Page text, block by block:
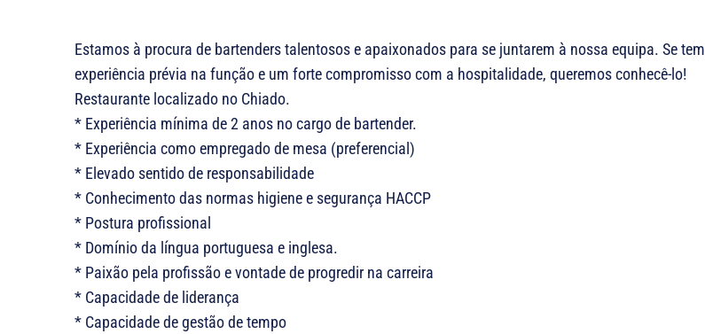
Estamos à procura de bartenders talentosos e apaixonados para se juntarem à nossa equipa. Se tem
experiência prévia na função e um forte compromisso com a hospitalidade, queremos conhecê-lo!
Restaurante localizado no Chiado.
* Experiência mínima de 2 anos no cargo de bartender.
* Experiência como empregado de mesa (preferencial)
* Elevado sentido de responsabilidade
* Conhecimento das normas higiene e segurança HACCP
* Postura profissional
* Domínio da língua portuguesa e inglesa.
* Paixão pela profissão e vontade de progredir na carreira
* Capacidade de liderança
* Capacidade de gestão de tempo